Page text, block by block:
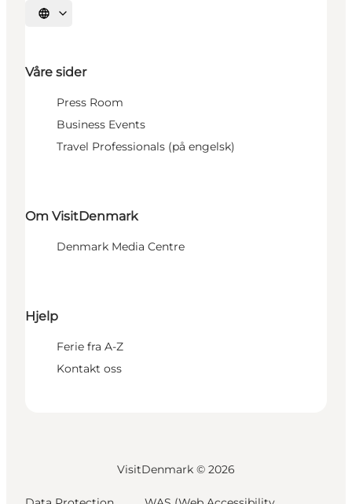
Velg språk
Våre sider
Press Room
Business Events
Travel Professionals (på engelsk)
Om VisitDenmark
Denmark Media Centre
Hjelp
Ferie fra A-Z
Kontakt oss
VisitDenmark © 2026